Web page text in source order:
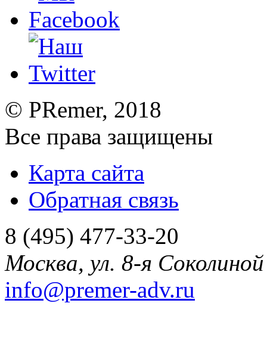
© PRemer, 2018
Все права защищены
Карта сайта
Обратная связь
8 (495) 477-33-20
Москва, ул. 8-я
info@premer-adv.ru